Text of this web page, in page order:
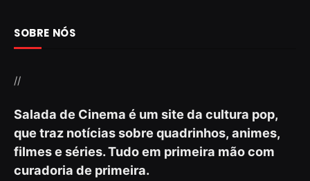
SOBRE NÓS
//
Salada de Cinema é um site da cultura pop,
que traz notícias sobre quadrinhos, animes,
filmes e séries. Tudo em primeira mão com
curadoria de primeira.